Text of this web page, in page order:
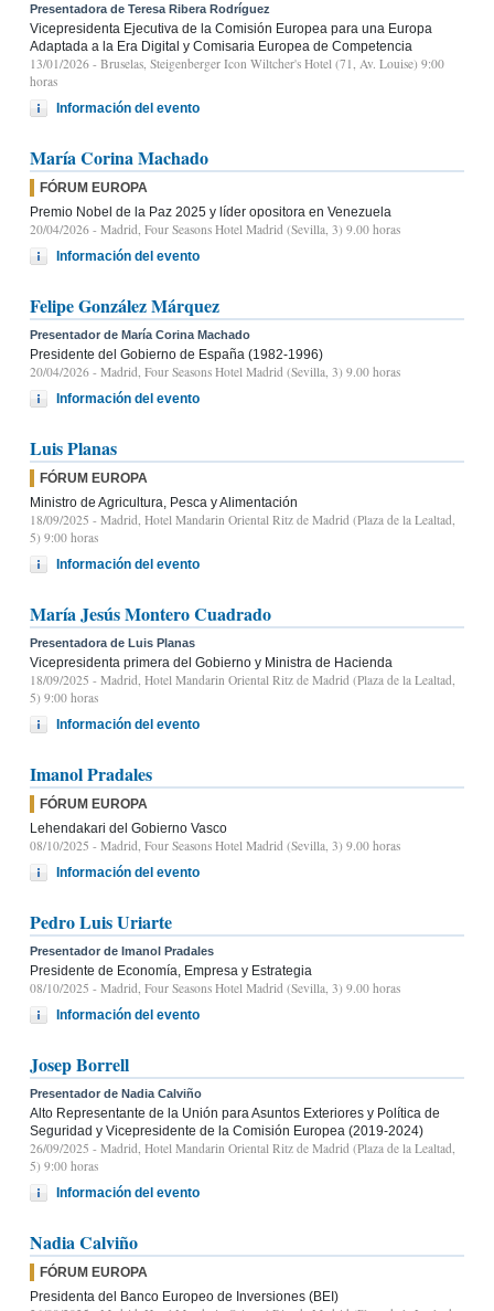
Presentadora de Teresa Ribera Rodríguez
Vicepresidenta Ejecutiva de la Comisión Europea para una Europa
Adaptada a la Era Digital y Comisaria Europea de Competencia
13/01/2026 - Bruselas, Steigenberger Icon Wiltcher's Hotel (71, Av. Louise) 9:00
horas
Información del evento
María Corina Machado
FÓRUM EUROPA
Premio Nobel de la Paz 2025 y líder opositora en Venezuela
20/04/2026 - Madrid, Four Seasons Hotel Madrid (Sevilla, 3) 9.00 horas
Información del evento
Felipe González Márquez
Presentador de María Corina Machado
Presidente del Gobierno de España (1982-1996)
20/04/2026 - Madrid, Four Seasons Hotel Madrid (Sevilla, 3) 9.00 horas
Información del evento
Luis Planas
FÓRUM EUROPA
Ministro de Agricultura, Pesca y Alimentación
18/09/2025 - Madrid, Hotel Mandarin Oriental Ritz de Madrid (Plaza de la Lealtad,
5) 9:00 horas
Información del evento
María Jesús Montero Cuadrado
Presentadora de Luis Planas
Vicepresidenta primera del Gobierno y Ministra de Hacienda
18/09/2025 - Madrid, Hotel Mandarin Oriental Ritz de Madrid (Plaza de la Lealtad,
5) 9:00 horas
Información del evento
Imanol Pradales
FÓRUM EUROPA
Lehendakari del Gobierno Vasco
08/10/2025 - Madrid, Four Seasons Hotel Madrid (Sevilla, 3) 9.00 horas
Información del evento
Pedro Luis Uriarte
Presentador de Imanol Pradales
Presidente de Economía, Empresa y Estrategia
08/10/2025 - Madrid, Four Seasons Hotel Madrid (Sevilla, 3) 9.00 horas
Información del evento
Josep Borrell
Presentador de Nadia Calviño
Alto Representante de la Unión para Asuntos Exteriores y Política de
Seguridad y Vicepresidente de la Comisión Europea (2019-2024)
26/09/2025 - Madrid, Hotel Mandarin Oriental Ritz de Madrid (Plaza de la Lealtad,
5) 9:00 horas
Información del evento
Nadia Calviño
FÓRUM EUROPA
Presidenta del Banco Europeo de Inversiones (BEI)